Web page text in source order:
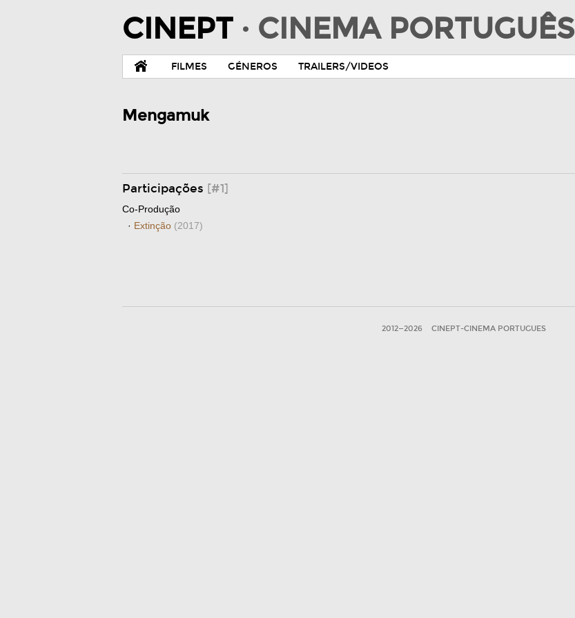
CINEPT · CINEMA PORTUGUÊS
FILMES GÉNEROS TRAILERS/VIDEOS
Mengamuk
Participações [#1]
Co-Produção
· Extinção (2017)
2012—2026 CINEPT-CINEMA PORTUGUES